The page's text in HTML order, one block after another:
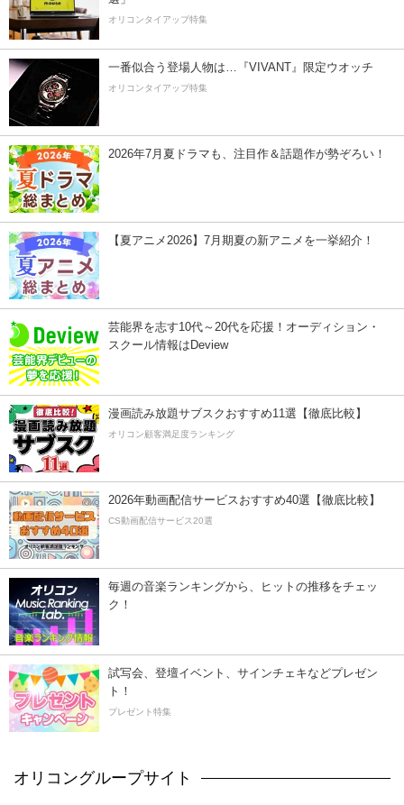
オリコンタイアップ特集
一番似合う登場人物は…『VIVANT』限定ウオッチ
オリコンタイアップ特集
2026年7月夏ドラマも、注目作＆話題作が勢ぞろい！
【夏アニメ2026】7月期夏の新アニメを一挙紹介！
芸能界を志す10代～20代を応援！オーディション・
スクール情報はDeview
漫画読み放題サブスクおすすめ11選【徹底比較】
オリコン顧客満足度ランキング
2026年動画配信サービスおすすめ40選【徹底比較】
CS動画配信サービス20選
毎週の音楽ランキングから、ヒットの推移をチェッ
ク！
試写会、登壇イベント、サインチェキなどプレゼン
ト！
プレゼント特集
オリコングループサイト